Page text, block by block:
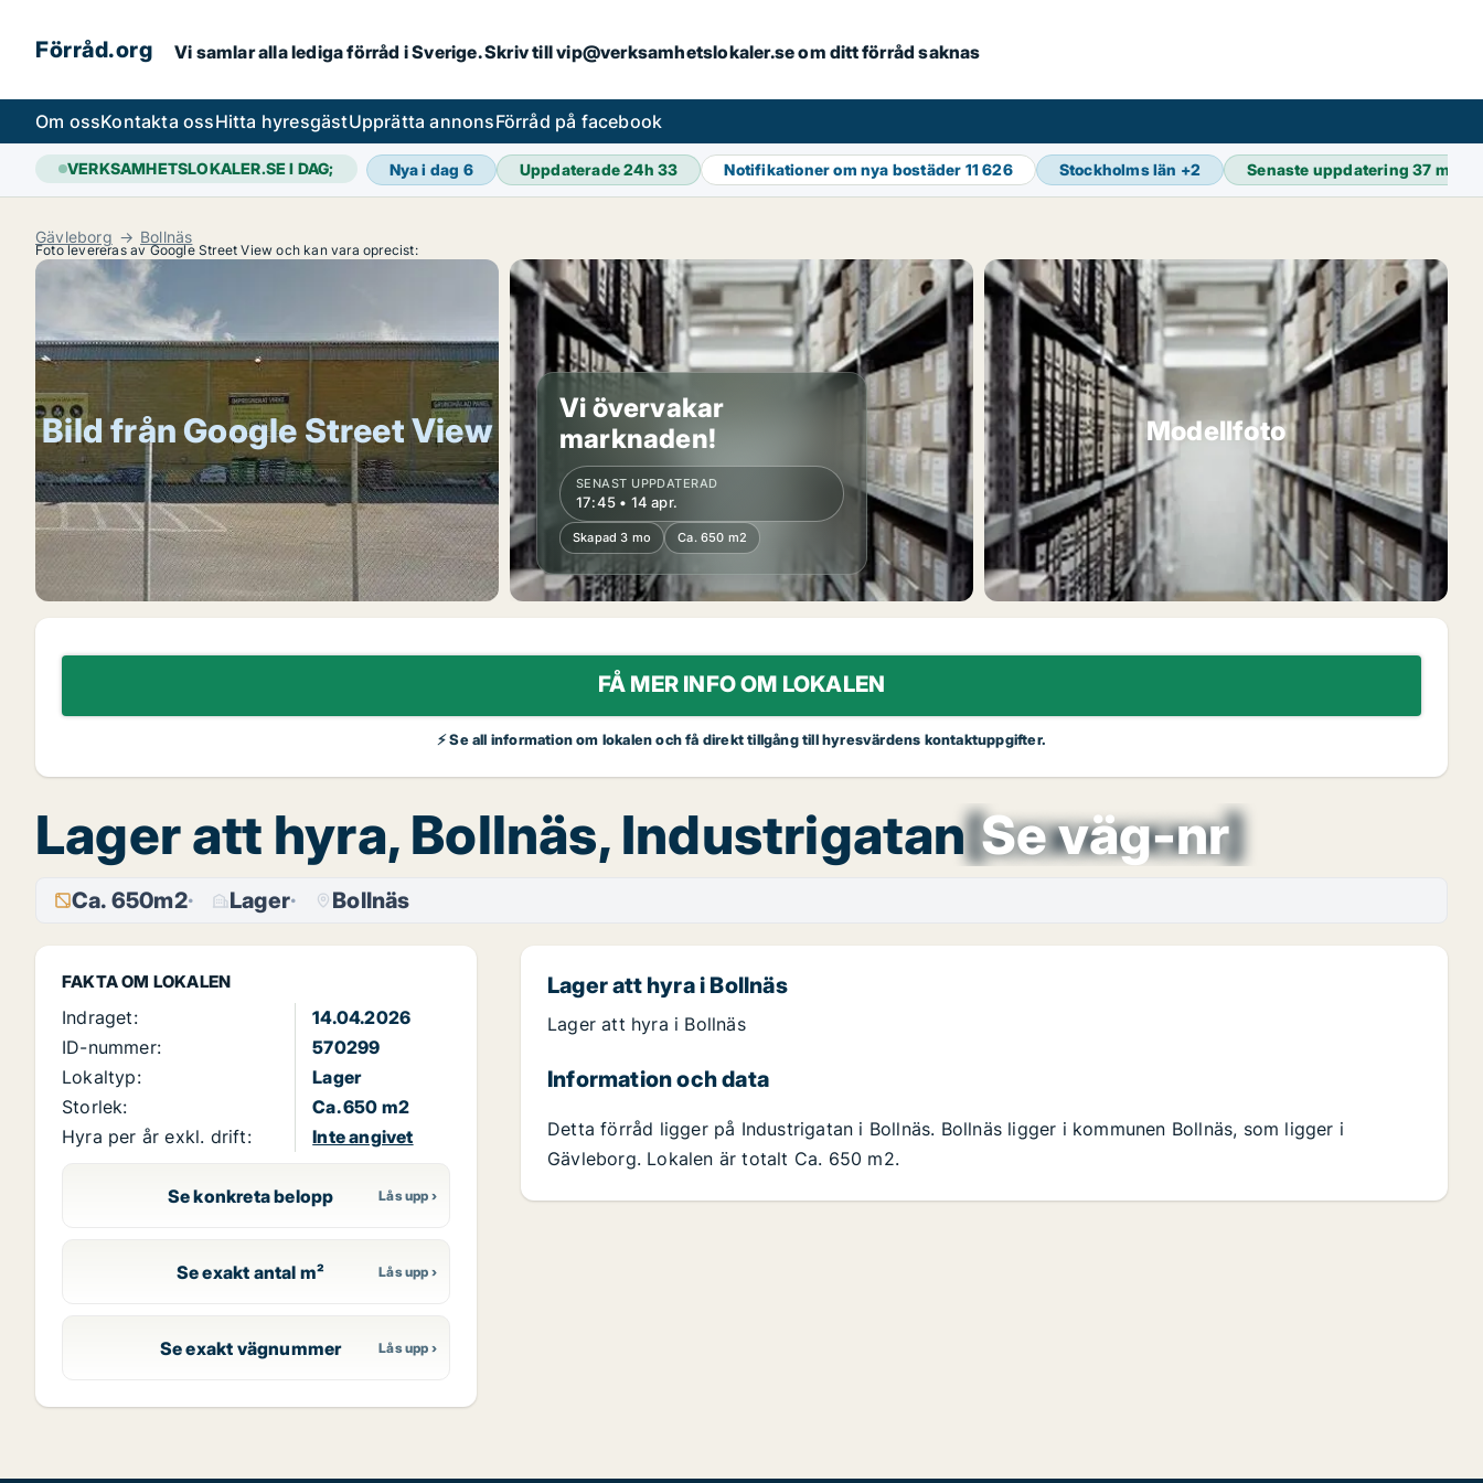
Förråd.org Vi samlar alla lediga förråd i Sverige. Skriv till vip@verksamhetslokaler.se om ditt förråd saknas
Om ossKontakta ossHitta hyresgästUpprätta annonsFörråd på facebook
VERKSAMHETSLOKALER.SE I DAG; Nya i dag 6 Uppdaterade 24h33 Notifikationer om nya bostäder 11 626 Stockholms län +2 Senaste uppdatering37 min
Gävleborg Bollnäs
Foto levereras av Google Street View och kan vara oprecist:
Bild från Google Street View
Vi övervakar
marknaden!
SENAST UPPDATERAD
17:45 • 14 apr.
Skapad 3 mo Ca. 650 m2
Modellfoto
FÅ MER INFO OM LOKALEN
⚡ Se all information om lokalen och få direkt tillgång till hyresvärdens kontaktuppgifter.
Lager att hyra, Bollnäs, Industrigatan Se väg-nr
[xxxxxxxx]
Ca. 650m2 Lager Bollnäs
FAKTA OM LOKALEN
Indraget:
14.04.2026
ID-nummer:
570299
Lokaltyp:
Lager
Storlek:
Ca. 650 m2
Hyra per år exkl. drift:
Inte angivet
Se konkreta belopp
Se exakt antal m²
Se exakt vägnummer
Lager att hyra i Bollnäs
Lager att hyra i Bollnäs
Information och data
Detta förråd ligger på Industrigatan i Bollnäs. Bollnäs ligger i kommunen Bollnäs, som ligger i
Gävleborg. Lokalen är totalt Ca. 650 m2.